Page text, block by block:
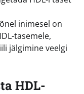
inimesel on
tasemele,
jälgimine veelgi
HDL-